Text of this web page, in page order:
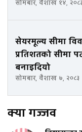
सोमबार, वैशाख १४, २०८३
सेयरमूल्य सीमा
प्रतिशतको सीमा
बनाइदियो
सोमबार, वैशाख ७, २०८३
क्या गज्जव